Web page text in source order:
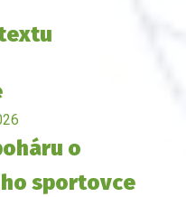
o
sportovce